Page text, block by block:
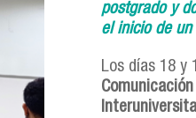
postgrado y
el inicio de
Los días 18 y